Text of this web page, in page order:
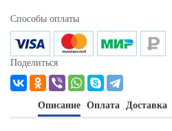
Способы оплаты
Поделиться
Описание Оплата Доставка